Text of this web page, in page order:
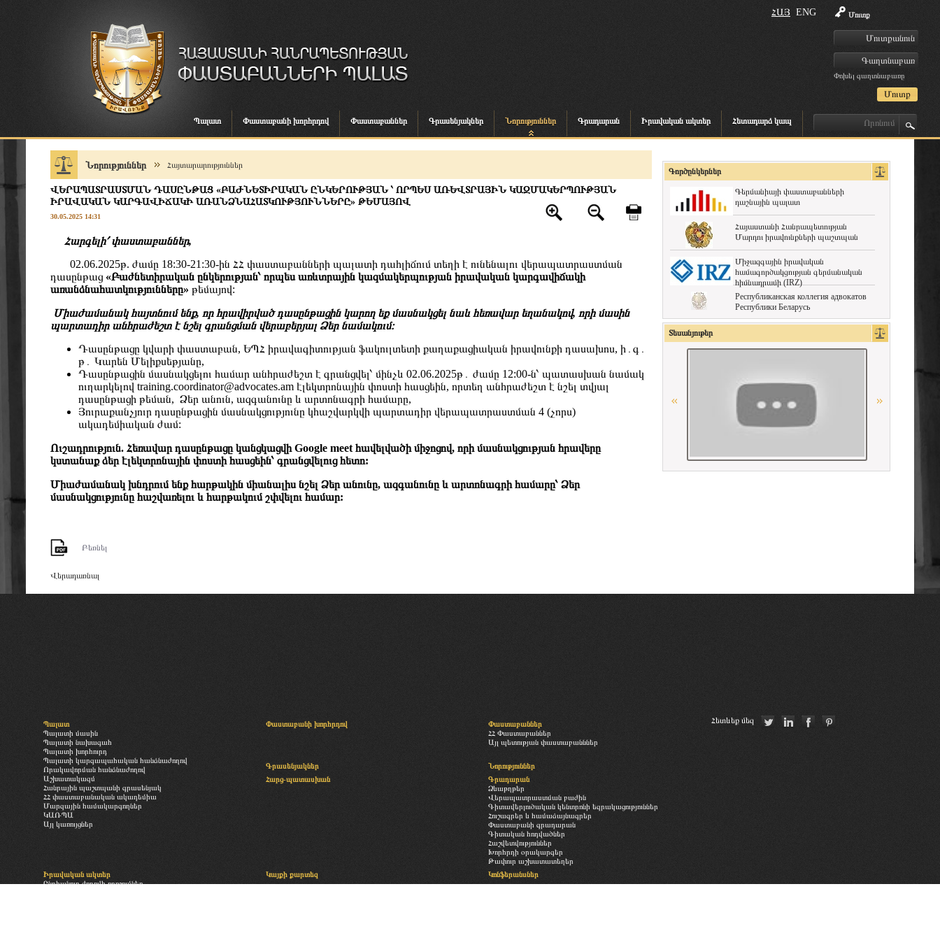
Մուտք
Փոխել գաղտնաբառը
ՀԱՅ ENG
Պալատ Փաստաբանի խորհրդով Փաստաբաններ Գրասենյակներ Նորություններ Գրադարան Իրավական ակտեր Հետադարձ կապ
Նորություններ Հայտարարություններ
ՎԵՐԱՊԱՏՐԱՍՏՄԱՆ ԴԱՍԸՆԹԱՑ «ԲԱԺՆԵՏԻՐԱԿԱՆ ԸՆԿԵՐՈՒԹՅԱՆ ՝ ՈՐՊԵՍ ԱՌԵՎՏՐԱՅԻՆ ԿԱԶՄԱԿԵՐՊՈՒԹՅԱՆ
ԻՐԱՎԱԿԱՆ ԿԱՐԳԱՎԻՃԱԿԻ ԱՌԱՆՁՆԱՀԱՏԿՈՒԹՅՈՒՆՆԵՐԸ» ԹԵՄԱՅՈՎ
30.05.2025 14:31
Հարգելի՛ փաստաբաններ,
02.06.2025թ. ժամը 18:30-21:30-ին ՀՀ փաստաբանների պալատի դահլիճում տեղի է ունենալու վերապատրաստման
դասընթաց «Բաժնետիրական ընկերության՝ որպես առևտրային կազմակերպության իրավական կարգավիճակի
առանձնահատկությունները» թեմայով:
Միաժամանակ հայտնում ենք, որ հրավիրված դասընթացին կարող եք մասնակցել նաև հեռավար եղանակով, որի մասին
պարտադիր անհրաժեշտ է նշել գրանցման վերաբերյալ Ձեր նամակում։
Դասընթացը կվարի փաստաբան, ԵՊՀ իրավագիտության ֆակուլտետի քաղաքացիական իրավունքի դասախոս, ի․գ․
թ․ Կարեն Մելիքսեթյանը,
Դասընթացին մասնակցելու համար անհրաժեշտ է գրանցվել՝ մինչև 02.06.2025թ․ ժամը 12:00-ն՝ պատասխան նամակ
ուղարկելով training.coordinator@advocates.am էլեկտրոնային փոստի հասցեին, որտեղ անհրաժեշտ է նշել տվյալ
դասընթացի թեման, Ձեր անուն, ազգանունը և արտոնագրի համարը,
Յուրաքանչյուր դասընթացին մասնակցությունը կհաշվարկվի պարտադիր վերապատրաստման 4 (չորս)
ակադեմիական ժամ:
Ուշադրություն. Հեռավար դասընթացը կանցկացվի Google meet հավելվածի միջոցով, որի մասնակցության հրավերը
կստանաք ձեր էլեկտրոնային փոստի հասցեին՝ գրանցվելուց հետո:
Միաժամանակ խնդրում ենք հարթակին միանալիս նշել Ձեր անունը, ազգանունը և արտոնագրի համարը՝ Ձեր
մասնակցությունը հաշվառելու և հարթակում շփվելու համար:
Բեռնել
Վերադառնալ
Գործընկերներ
Գերմանիայի փաստաբանների
դաշնային պալատ
Հայաստանի Հանրապետության
Մարդու իրավունքների պաշտպան
Միջազգային իրավական
համագործակցության գերմանական
հիմնադրամի (IRZ)
Республиканская коллегия адвокатов
Республики Беларусь
Union Internationale des Avocats
«Փորձաքննությունների ազգային
Conférence Internationale des Barreaux
Տեսանյութեր
Պալատ
Պալատի մասին
Պալատի նախագահ
Պալատի խորհուրդ
Պալատի կարգապահական հանձնաժողով
Որակավորման հանձնաժողով
Աշխատակազմ
Հանրային պաշտպանի գրասենյակ
ՀՀ փաստաբանական ակադեմիա
Մարզային համակարգողներ
ԿԱՌՊԱ
Այլ կառույցներ
Փաստաբանի խորհրդով
Փաստաբաններ
ՀՀ Փաստաբաններ
Այլ պետության փաստաբանններ
Գրասենյակներ
Նորություններ
Հարց-պատասխան
Գրադարան
Ձևաթղթեր
Վերապատրաստման բաժին
Գիտավերլուծական կենտրոնի եզրակացություններ
Հուշագրեր և համաձայնագրեր
Փաստաբանի գրադարան
Գիտական հոդվածներ
Հաշվետվություններ
Խորհրդի օրակարգեր
Թափուր աշխատատեղեր
Իրավական ակտեր
Ընդհանուր ժողովի որոշումներ
Կայքի քարտեզ
Կոնֆերանսներ
Հետևեք մեզ